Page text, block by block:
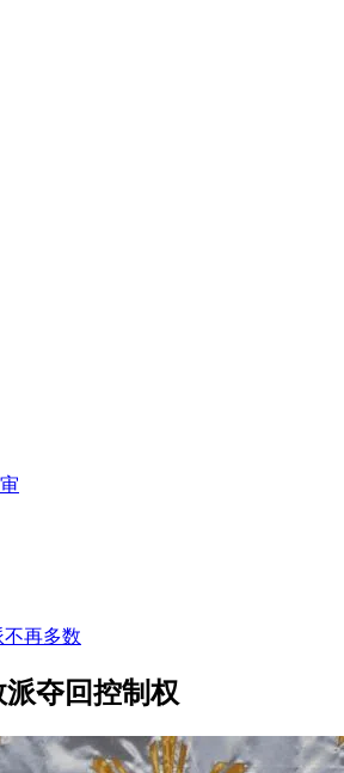
再多数
夺回控制权